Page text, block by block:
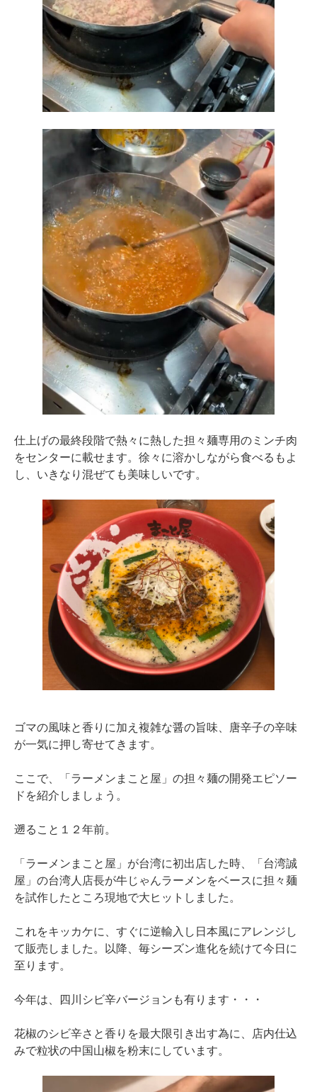
仕上げの最終段階で熱々に熱した担々麺専用のミンチ肉
をセンターに載せます。徐々に溶かしながら食べるもよ
し、いきなり混ぜても美味しいです。
ゴマの風味と香りに加え複雑な醤の旨味、唐辛子の辛味
が一気に押し寄せてきます。
ここで、「ラーメンまこと屋」の担々麺の開発エピソー
ドを紹介しましょう。
遡ること１２年前。
「ラーメンまこと屋」が台湾に初出店した時、「台湾誠
屋」の台湾人店長が牛じゃんラーメンをベースに担々麺
を試作したところ現地で大ヒットしました。
これをキッカケに、すぐに逆輸入し日本風にアレンジし
て販売しました。以降、毎シーズン進化を続けて今日に
至ります。
今年は、四川シビ辛バージョンも有ります・・・
花椒のシビ辛さと香りを最大限引き出す為に、店内仕込
みで粒状の中国山椒を粉末にしています。